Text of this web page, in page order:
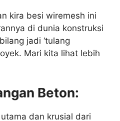
kira besi wiremesh ini
di dunia konstruksi
jadi ‘tulang
Mari kita lihat lebih
Beton:
dan krusial dari